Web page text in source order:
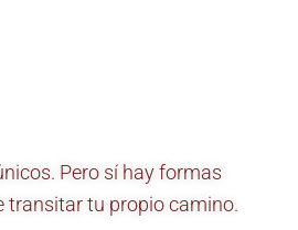
Pero sí hay formas
transitar tu propio camino.